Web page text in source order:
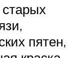
пятен,